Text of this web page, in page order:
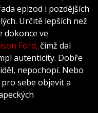
epizod i pozdějších
Určitě lepších než
dokonce ve
Ford, čímž dal
autenticity. Dobře
nepochopí. Nebo
sebe objevit a